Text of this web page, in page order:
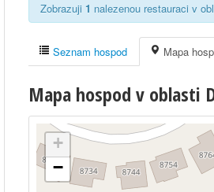
Zobrazuji 1 nalezenou restauraci v
Seznam hospod Mapa
Mapa hospod v oblasti
+
−